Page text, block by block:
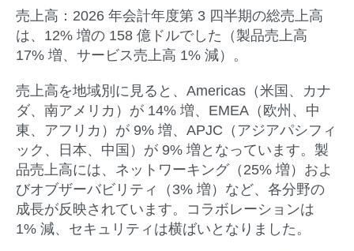
売上高： 2026 年会計年度第 3 四半期の総売上高
は、12% 増の 158 億ドルでした（製品売上高
17% 増、サービス売上高 1% 減）。
売上高を地域別に見ると、Americas（米国、カナ
ダ、南アメリカ）が 14% 増、EMEA（欧州、中
東、アフリカ）が 9% 増、APJC（アジアパシフィ
ック、日本、中国）が 9% 増となっています。製
品売上高には、ネットワーキング（25% 増）およ
びオブザーバビリティ（3% 増）など、各分野の
成長が反映されています。コラボレーションは
1% 減、セキュリティは横ばいとなりました。